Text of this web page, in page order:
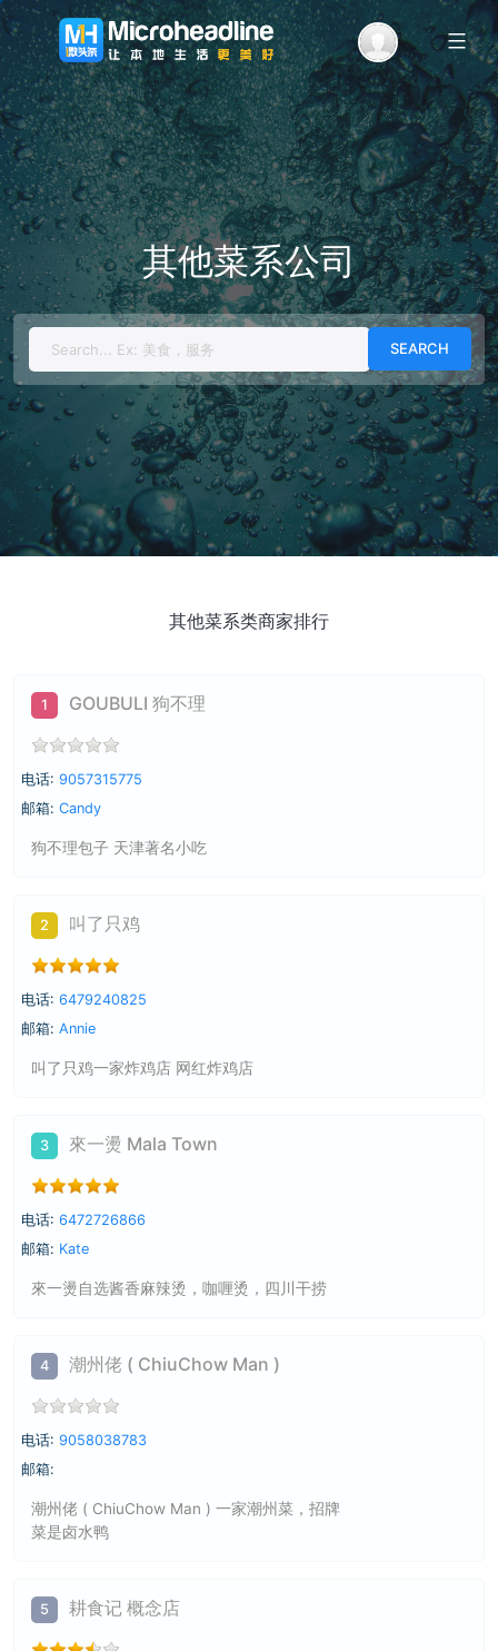
Menu
其他菜系公司
Search
for:
其他菜系类商家排行
1 GOUBULI 狗不理
电话: 9057315775
邮箱: Candy
狗不理包子 天津著名小吃
2 叫了只鸡
电话: 6479240825
邮箱: Annie
叫了只鸡一家炸鸡店 网红炸鸡店
3 來一燙 Mala Town
电话: 6472726866
邮箱: Kate
來一燙自选酱香麻辣烫，咖喱烫，四川干捞
4 潮州佬 ( ChiuChow Man )
电话: 9058038783
邮箱:
潮州佬 ( ChiuChow Man ) 一家潮州菜，招牌
菜是卤水鸭
5 耕食记 概念店